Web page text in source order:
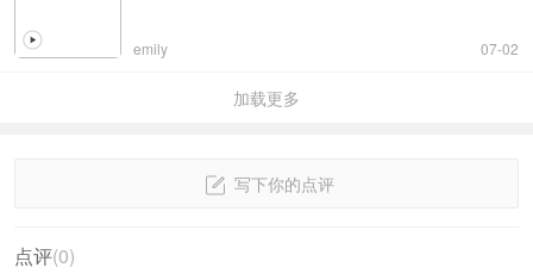
emily 07-02
加载更多
写下你的点评
点评(0)